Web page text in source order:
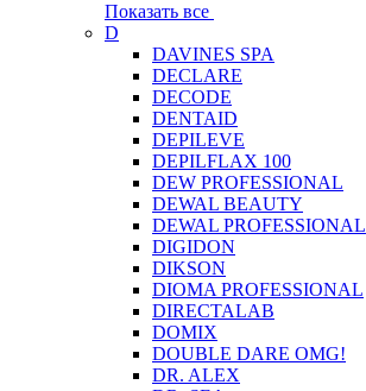
Показать все
D
DAVINES SPA
DECLARE
DECODE
DENTAID
DEPILEVE
DEPILFLAX 100
DEW PROFESSIONAL
DEWAL BEAUTY
DEWAL PROFESSIONAL
DIGIDON
DIKSON
DIOMA PROFESSIONAL
DIRECTALAB
DOMIX
DOUBLE DARE OMG!
DR. ALEX